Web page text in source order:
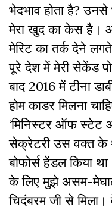
भेदभाव होता है? उनसे
मेरा खुद का केस है।
मेरिट का तर्क देने
पूरे देश में मेरी सेकेंड
बाद 2016 में टीना
होम काडर मिलना
‘मिनिस्टर ऑफ स्टेट
सेक्रेटरी उस वक्त के
बोफोर्स हेंडल किया
के लिए मुझे असम-
चिदंबरम जी से मिला।